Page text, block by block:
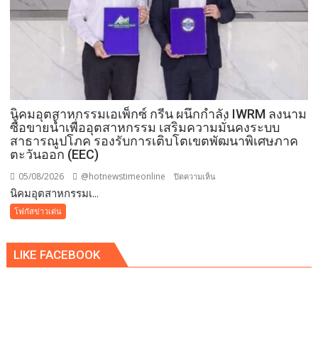
นิคมอุตสาหกรรมเอเพ็กซ์ กรีน ผนึกกำลัง IWRM ลงนาม
ซื้อขายน้ำเพื่ออุตสาหกรรม เสริมความมั่นคงระบบ
สาธารณูปโภค รองรับการเติบโตเขตพัฒนาพิเศษภาค
ตะวันออก (EEC)
05/08/2026 @hotnewstimeonline ปิดความเห็น
ซ์
​นิคมอุตสาหกรรมเ...
โฟกัสข่าวเด่น
LIKE FACEBOOK